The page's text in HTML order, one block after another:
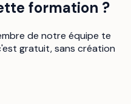
formation ?
de notre équipe te
gratuit, sans création